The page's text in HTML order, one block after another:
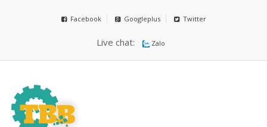
Facebook Googleplus Twitter
Live chat: Zalo